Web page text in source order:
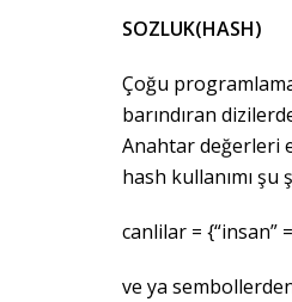
SOZLUK(HASH)
Çoğu
barındıran
Anahtar değerleri
hash kullanımı şu
canlilar = {“insan”
ve ya